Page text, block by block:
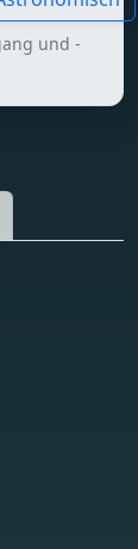
und -